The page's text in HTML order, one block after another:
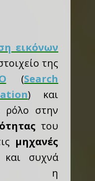
εικόνων
της
(Search
) και
ρόλο στην
του
μηχανές
συχνά
η